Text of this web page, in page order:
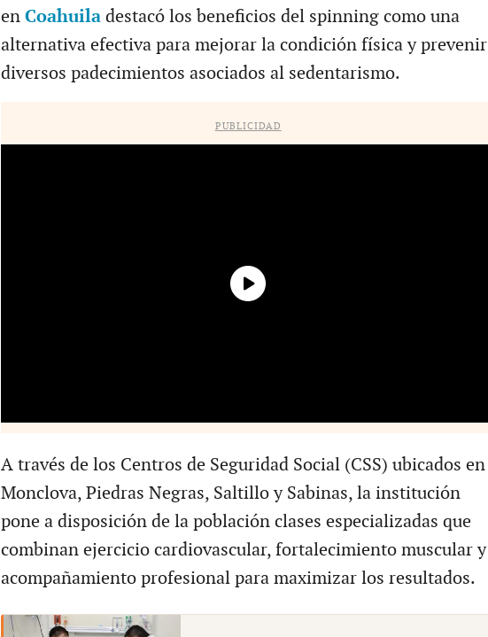
en Coahuila destacó los beneficios del spinning como una
alternativa efectiva para mejorar la condición física y prevenir
diversos padecimientos asociados al sedentarismo.
PUBLICIDAD
A través de los Centros de Seguridad Social (CSS) ubicados en
Monclova, Piedras Negras, Saltillo y Sabinas, la institución
pone a disposición de la población clases especializadas que
combinan ejercicio cardiovascular, fortalecimiento muscular y
acompañamiento profesional para maximizar los resultados.